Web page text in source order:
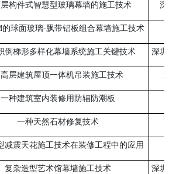
构件式智慧型玻璃幕墙的施工技术 深
的球面玻璃-飘带铝板组合幕墙施工技术
倒梯形多样化幕墙系统施工关键技术 深圳
层建筑屋顶一体机吊装施工技术 北
一种建筑室内装修用防辐防潮板
一种天然石材修复技术
减震天花施工技术在装修工程中的应用
复杂造型艺术馆幕墙施工技术 深圳